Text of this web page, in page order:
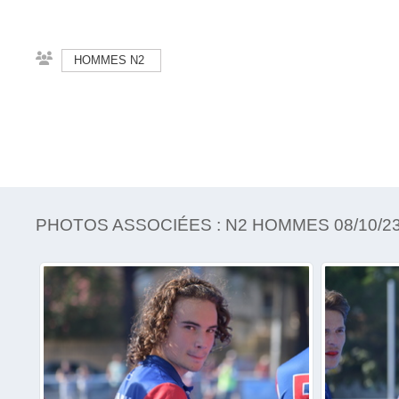
HOMMES N2
PHOTOS ASSOCIÉES : N2 HOMMES 08/10/